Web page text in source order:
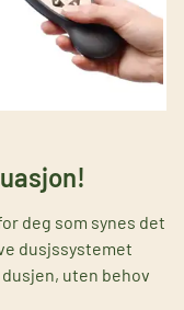
deg som synes det
dusjssystemet
uten behov